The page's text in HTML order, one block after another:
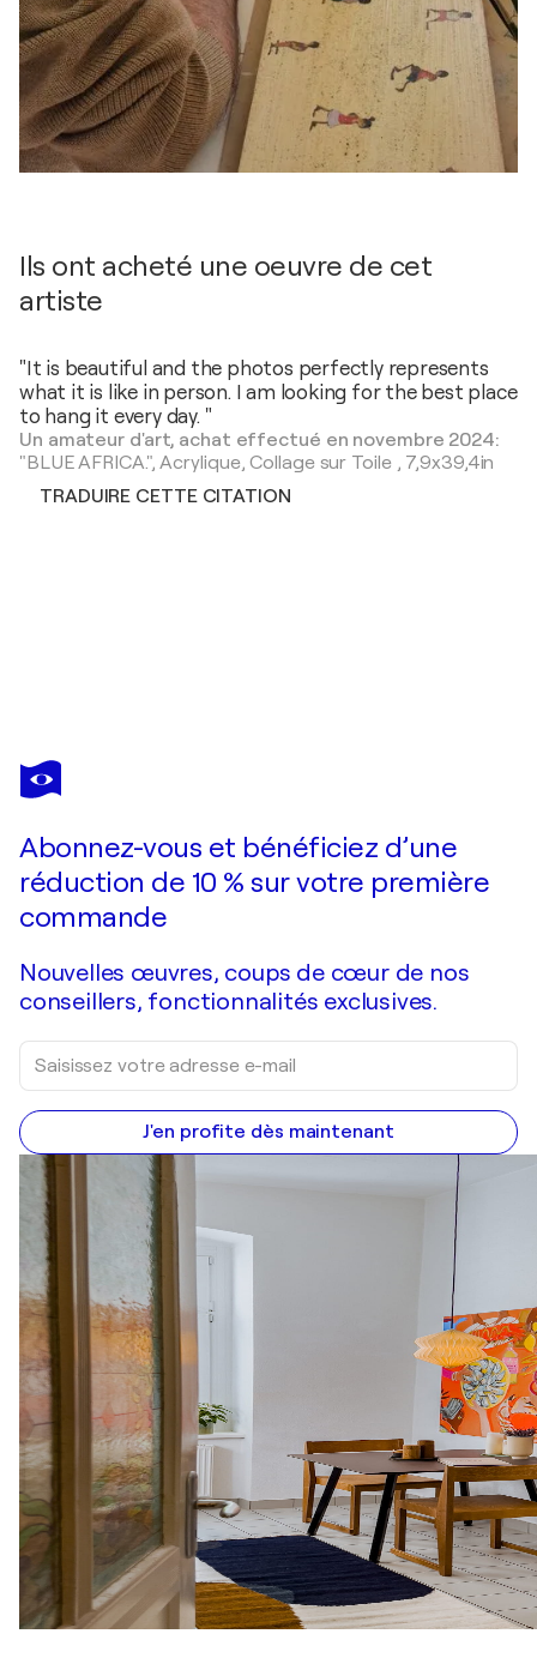
Ils ont acheté une oeuvre de cet
artiste
"It is beautiful and the photos perfectly represents
what it is like in person. I am looking for the best place
to hang it every day. "
Un amateur d'art, achat effectué en novembre 2024:
"BLUE AFRICA.",Acrylique, Collage sur Toile, 7,9x39,4in
TRADUIRE CETTE CITATION
MARCOS ZRIHEN
TIERGARTEN-BERLIN
Abonnez-vous et bénéficiez d’une
réduction de 10 % sur votre première
commande
Nouvelles œuvres, coups de cœur de nos
conseillers, fonctionnalités exclusives.
J'en profite dès maintenant